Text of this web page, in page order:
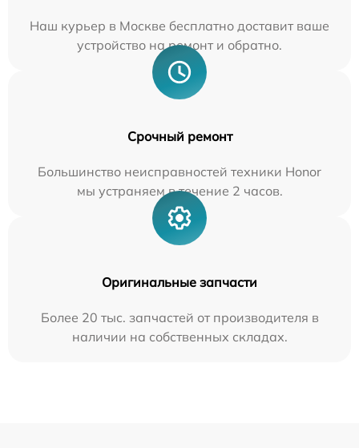
Наш курьер в Москве бесплатно доставит ваше
устройство на ремонт и обратно.
Срочный ремонт
Большинство неисправностей техники Honor
мы устраняем в течение 2 часов.
Оригинальные запчасти
Более 20 тыс. запчастей от производителя в
наличии на собственных складах.